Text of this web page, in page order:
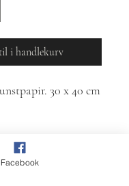
i handlekurv
30 x 40 cm
av en serie på fem,
bilder i samme
Facebook